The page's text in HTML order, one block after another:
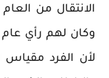
الانتقال من
وكان لهم رأي
لأن الفرد